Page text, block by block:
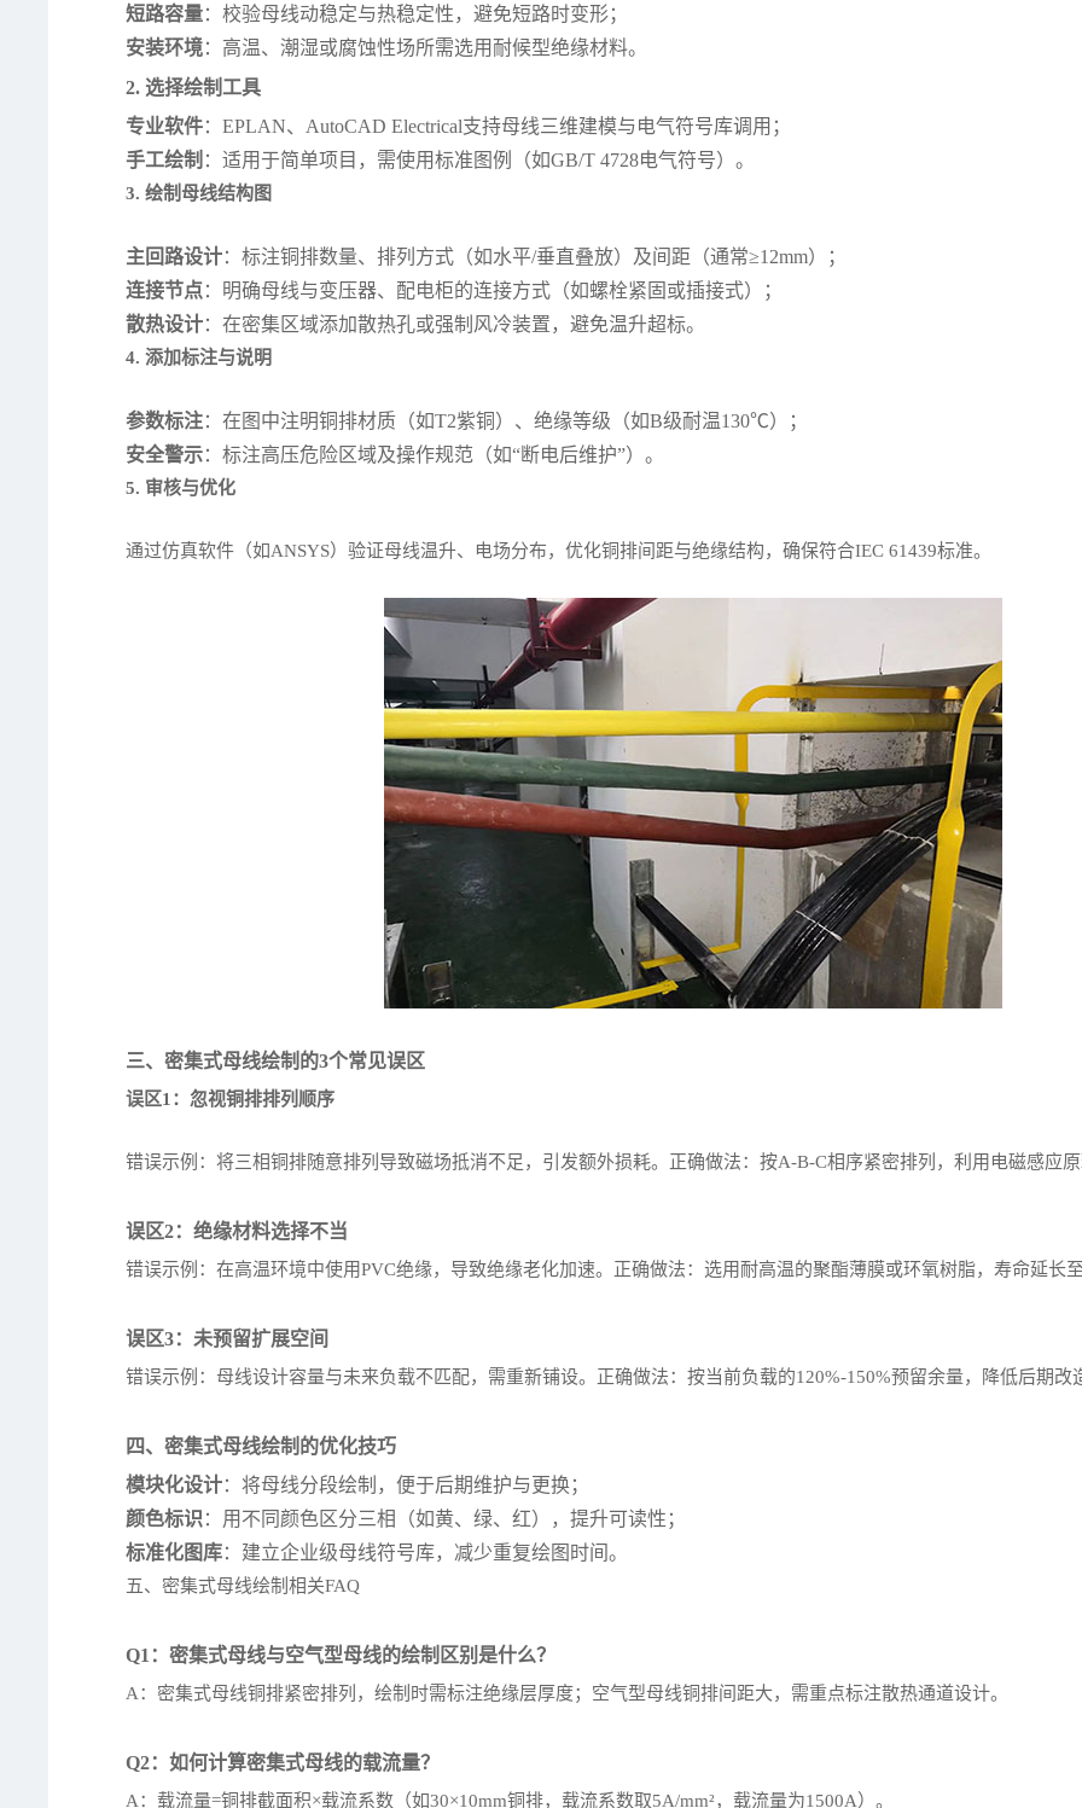
短路容量：校验母线动稳定与热稳定性，避免短路时变形；
安装环境：高温、潮湿或腐蚀性场所需选用耐候型绝缘材料。
2. 选择绘制工具
专业软件：EPLAN、AutoCAD Electrical支持母线三维建模与电气符号库调用；
手工绘制 ：适用于简单项目，需使用标准图例（如GB/T 4728电气符号）。
3. 绘制母线结构图
主回路设计：标注铜排数量、排列方式（如水平/垂直叠放）及间距（通常≥12mm）；
连接节点 ：明确母线与变压器、配电柜的连接方式（如螺栓紧固或插接式）；
散热设计：在密集区域添加散热孔或强制风冷装置，避免温升超标。
4. 添加标注与说明
参数标注：在图中注明铜排材质（如T2紫铜）、绝缘等级（如B级耐温130℃）；
安全警示：标注高压危险区域及操作规范（如“断电后维护”）。
5. 审核与优化
通过仿真软件（如ANSYS）验证母线温升、电场分布，优化铜排间距与绝缘结构，确保符合IEC 61439标准。
三、密集式母线绘制的3个常见误区
误区1：忽视铜排排列顺序
错误示例：将三相铜排随意排列导致磁场抵消不足，引发额外损耗。正确做法：按A-B-C相序紧密排列，利用电磁感应
误区2：绝缘材料选择不当
错误示例：在高温环境中使用PVC绝缘，导致绝缘老化加速。正确做法：选用耐高温的聚酯薄膜或环氧树脂，寿命延长
误区3：未预留扩展空间
错误示例：母线设计容量与未来负载不匹配，需重新铺设。正确做法：按当前负载的120%-150%预留余量，降低后期改
四、密集式母线绘制的优化技巧
模块化设计：将母线分段绘制，便于后期维护与更换；
颜色标识：用不同颜色区分三相（如黄、绿、红），提升可读性；
标准化图库：建立企业级母线符号库，减少重复绘图时间。
五、密集式母线绘制相关FAQ
Q1：密集式母线与空气型母线的绘制区别是什么？
A：密集式母线铜排紧密排列，绘制时需标注绝缘层厚度；空气型母线铜排间距大，需重点标注散热通道设计。
Q2：如何计算密集式母线的载流量？
A：载流量=铜排截面积×载流系数（如30×10mm铜排，载流系数取5A/mm²，载流量为1500A）。